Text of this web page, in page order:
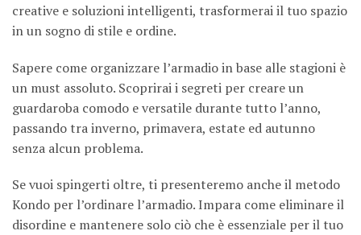
creative e soluzioni intelligenti, trasformerai il tuo spazio
in un sogno di stile e ordine.
Sapere come organizzare l’armadio in base alle stagioni è
un must assoluto. Scoprirai i segreti per creare un
guardaroba comodo e versatile durante tutto l’anno,
passando tra inverno, primavera, estate ed autunno
senza alcun problema.
Se vuoi spingerti oltre, ti presenteremo anche il metodo
Kondo per l’ordinare l’armadio. Impara come eliminare il
disordine e mantenere solo ciò che è essenziale per il tuo